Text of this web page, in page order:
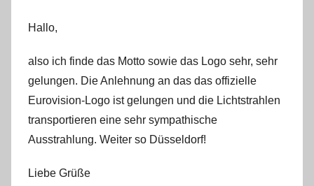
Hallo,
also ich finde das Motto sowie das Logo sehr, sehr
gelungen. Die Anlehnung an das das offizielle
Eurovision-Logo ist gelungen und die Lichtstrahlen
transportieren eine sehr sympathische
Ausstrahlung. Weiter so Düsseldorf!
Liebe Grüße